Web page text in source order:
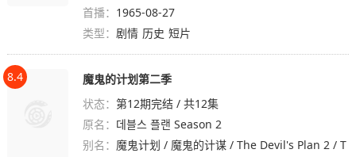
首播： 1965-08-27
类型： 剧情 历史 短片
8.4
魔鬼的计划第二季
状态：第12期完结 / 共12集
原名： 데블스 플랜 Season 2
别名： 魔鬼计划 / 魔鬼的计谋 / The Devil's Plan 2 / T